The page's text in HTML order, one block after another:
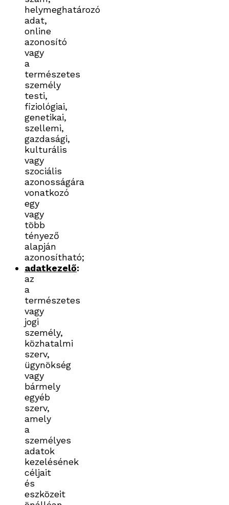
helymeghatározó
adat,
online
azonosító
vagy
a
természetes
személy
testi,
fiziológiai,
genetikai,
szellemi,
gazdasági,
kulturális
vagy
szociális
azonosságára
vonatkozó
egy
vagy
több
tényező
alapján
azonosítható;
adatkezelő:
az
a
természetes
vagy
jogi
személy,
közhatalmi
szerv,
ügynökség
vagy
bármely
egyéb
szerv,
amely
a
személyes
adatok
kezelésének
céljait
és
eszközeit